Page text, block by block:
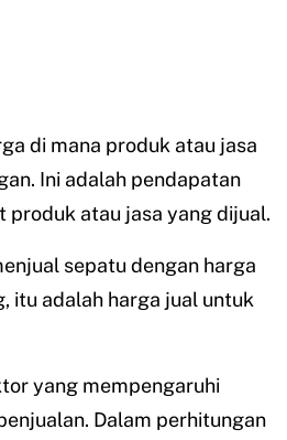
di mana produk atau jasa
Ini adalah pendapatan
produk atau jasa yang dijual.
sepatu dengan harga
itu adalah harga jual untuk
yang mempengaruhi
Dalam perhitungan